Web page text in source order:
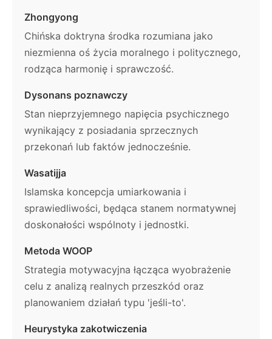
Zhongyong
Chińska doktryna środka rozumiana jako
niezmienna oś życia moralnego i politycznego,
rodząca harmonię i sprawczość.
Dysonans poznawczy
Stan nieprzyjemnego napięcia psychicznego
wynikający z posiadania sprzecznych
przekonań lub faktów jednocześnie.
Wasatijja
Islamska koncepcja umiarkowania i
sprawiedliwości, będąca stanem normatywnej
doskonałości wspólnoty i jednostki.
Metoda WOOP
Strategia motywacyjna łącząca wyobrażenie
celu z analizą realnych przeszkód oraz
planowaniem działań typu 'jeśli-to'.
Heurystyka zakotwiczenia